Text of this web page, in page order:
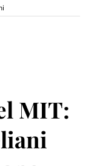
MIT: